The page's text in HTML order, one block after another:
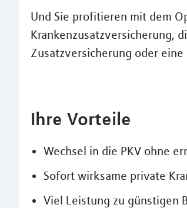
Und Sie profitieren mit dem
Krankenzusatzversicherung,
Zusatzversicherung oder
Ihre Vorteile
Wechsel in die PKV ohne
Sofort wirksame private
Viel Leistung zu günstigen